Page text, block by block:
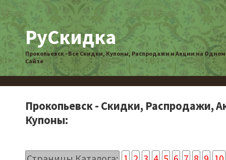
РуСкидка
Прокопьевск - Все Скидки, Купоны, Распродажи и Акции на Одном
Сайте
Прокопьевск - Скидки, Распродажи,
Купоны: